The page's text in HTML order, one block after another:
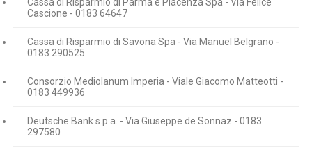
Cassa di Risparmio di Parma e Piacenza Spa - Via Felice
Cascione - 0183 64647
Cassa di Risparmio di Savona Spa - Via Manuel Belgrano -
0183 290525
Consorzio Mediolanum Imperia - Viale Giacomo Matteotti -
0183 449936
Deutsche Bank s.p.a. - Via Giuseppe de Sonnaz - 0183
297580